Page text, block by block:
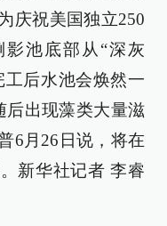
庆祝美国独立250
池底部从“深灰
工后水池会焕然一
后出现藻类大量滋
6月26日说，将在
新华社记者 李睿